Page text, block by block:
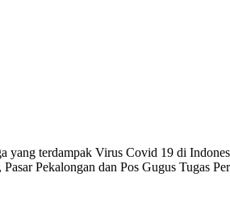
yang terdampak Virus Covid 19 di
Pekalongan dan Pos Gugus Tugas